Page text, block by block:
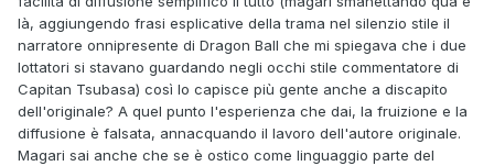
là, aggiungendo frasi esplicative della trama nel silenzio stile il
narratore onnipresente di Dragon Ball che mi spiegava che i due
lottatori si stavano guardando negli occhi stile commentatore di
Capitan Tsubasa) così lo capisce più gente anche a discapito
dell'originale? A quel punto l'esperienza che dai, la fruizione e la
diffusione è falsata, annacquando il lavoro dell'autore originale.
Magari sai anche che se è ostico come linguaggio parte del